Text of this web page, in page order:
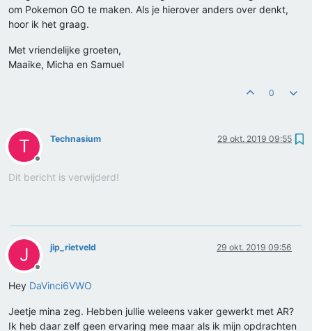
om Pokemon GO te maken. Als je hierover anders over denkt,
hoor ik het graag.
Met vriendelijke groeten,
Maaike, Micha en Samuel
0
T
Offline
Technasium 29 okt. 2019 09:55
Dit bericht is verwijderd!
J
Offline
jip_rietveld 29 okt. 2019 09:56
Hey DaVinci6VWO
Jeetje mina zeg. Hebben jullie weleens vaker gewerkt met AR?
Ik heb daar zelf geen ervaring mee maar als ik mijn opdrachten